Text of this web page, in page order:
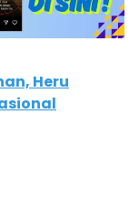
Heru